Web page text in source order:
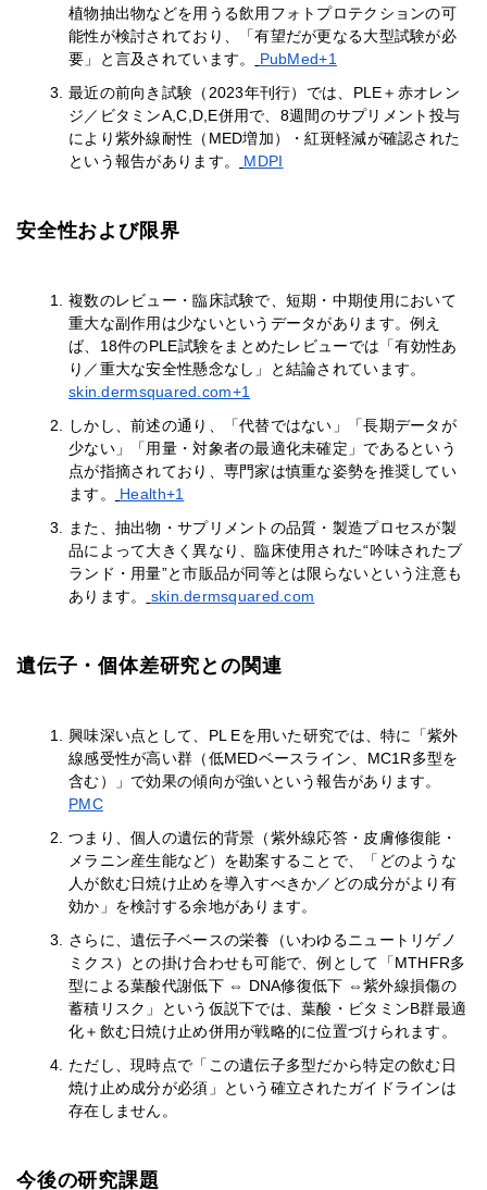
植物抽出物などを用うる飲用フォトプロテクションの可
能性が検討されており、「有望だが更なる大型試験が必
要」と言及されています。
PubMed+1
最近の前向き試験（2023年刊行）では、PLE＋赤オレン
ジ／ビタミンA,C,D,E併用で、8週間のサプリメント投与
により紫外線耐性（MED増加）・紅斑軽減が確認された
という報告があります。
MDPI
安全性および限界
複数のレビュー・臨床試験で、短期・中期使用において
重大な副作用は少ないというデータがあります。例え
ば、18件のPLE試験をまとめたレビューでは「有効性あ
り／重大な安全性懸念なし」と結論されています。
skin.dermsquared.com+1
しかし、前述の通り、「代替ではない」「長期データが
少ない」「用量・対象者の最適化未確定」であるという
点が指摘されており、専門家は慎重な姿勢を推奨してい
ます。
Health+1
また、抽出物・サプリメントの品質・製造プロセスが製
品によって大きく異なり、臨床使用された“吟味されたブ
ランド・用量”と市販品が同等とは限らないという注意も
あります。
skin.dermsquared.com
遺伝子・個体差研究との関連
興味深い点として、PL Eを用いた研究では、特に「紫外
線感受性が高い群（低MEDベースライン、MC1R多型を
含む）」で効果の傾向が強いという報告があります。
PMC
つまり、個人の遺伝的背景（紫外線応答・皮膚修復能・
メラニン産生能など）を勘案することで、「どのような
人が飲む日焼け止めを導入すべきか／どの成分がより有
効か」を検討する余地があります。
さらに、遺伝子ベースの栄養（いわゆるニュートリゲノ
ミクス）との掛け合わせも可能で、例として「MTHFR多
型による葉酸代謝低下 ⇔ DNA修復低下 ⇔紫外線損傷の
蓄積リスク」という仮説下では、葉酸・ビタミンB群最適
化＋飲む日焼け止め併用が戦略的に位置づけられます。
ただし、現時点で「この遺伝子多型だから特定の飲む日
焼け止め成分が必須」という確立されたガイドラインは
存在しません。
今後の研究課題